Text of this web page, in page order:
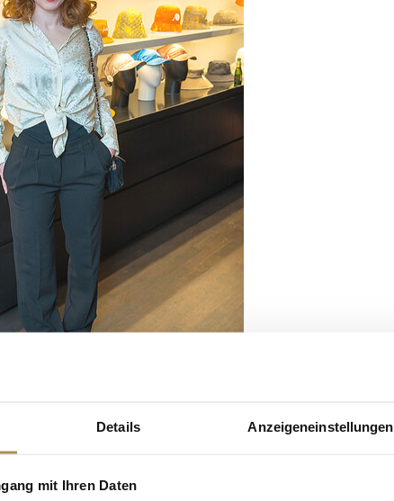
Details Anzeigeneinstellungen
mit Ihren Daten